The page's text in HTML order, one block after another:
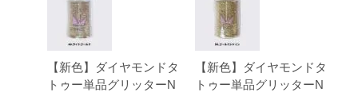
【新色】ダイヤモンドタ
トゥー単品グリッターN
【新色】ダイヤモンドタ
トゥー単品グリッターN